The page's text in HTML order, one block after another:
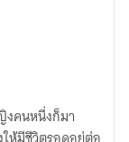
งคนหนึ่งก็มา